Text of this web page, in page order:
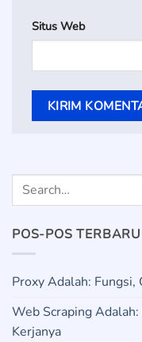
Situs Web
POS-POS TERBARU
Proxy Adalah: Fungsi,
Web Scraping
Kerjanya